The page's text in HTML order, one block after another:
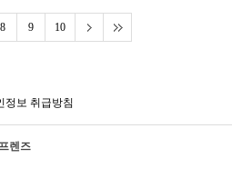
8 9 10
정보 취급방침
렌즈